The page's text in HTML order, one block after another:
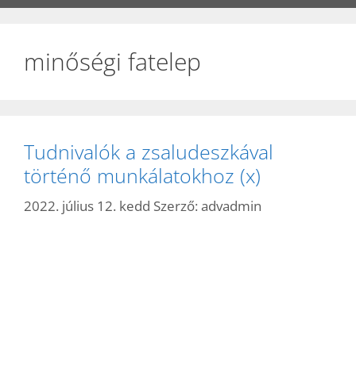
minőségi fatelep
Tudnivalók a zsaludeszkával
történő munkálatokhoz (x)
2022. július 12. kedd Szerző: advadmin